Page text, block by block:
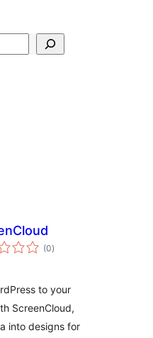
(0celkové
hodnotenie
)
to your
ScreenCloud,
into designs for